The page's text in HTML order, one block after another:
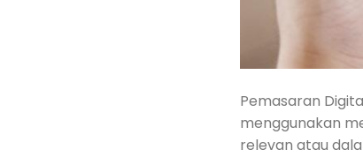
Pemasaran
menggunakan
relevan atau